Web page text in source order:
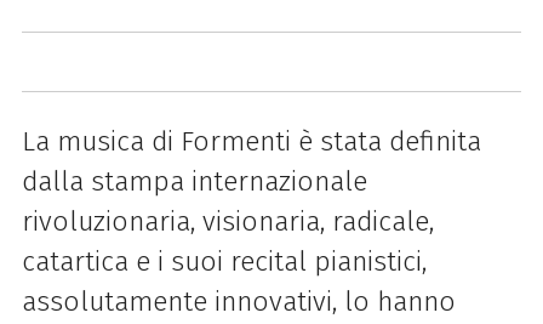
La musica di Formenti è stata definita
dalla stampa internazionale
rivoluzionaria, visionaria, radicale,
catartica e i suoi recital pianistici,
assolutamente innovativi, lo hanno